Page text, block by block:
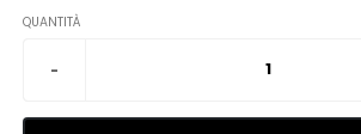
QUANTITÀ